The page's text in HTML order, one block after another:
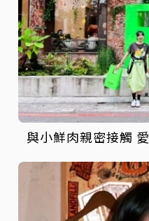
與小鮮肉親密接觸